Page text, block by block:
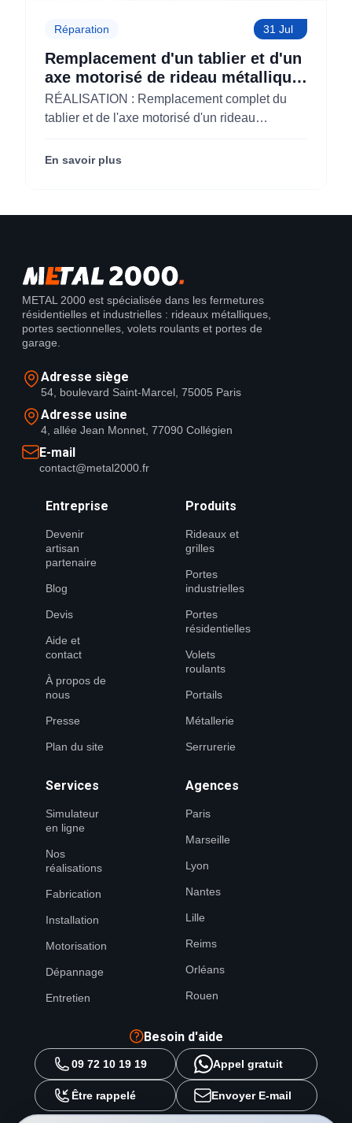
Réparation 31 Jul
Remplacement d'un tablier et d'un
axe motorisé de rideau métallique
pour M'CHADAL (Optical Center)
(95)
RÉALISATION : Remplacement complet du
tablier et de l'axe motorisé d'un rideau
Center) (95290).
En savoir plus
METAL 2000 est spécialisée dans les fermetures
résidentielles et industrielles : rideaux métalliques,
portes sectionnelles, volets roulants et portes de
garage.
Adresse siège
54, boulevard Saint-Marcel, 75005 Paris
Adresse usine
4, allée Jean Monnet, 77090 Collégien
E-mail
contact@metal2000.fr
Entreprise
Devenir
artisan
partenaire
Blog
Devis
Aide et
contact
À propos de
nous
Presse
Plan du site
Produits
Rideaux et
grilles
Portes
industrielles
Portes
résidentielles
Volets
roulants
Portails
Métallerie
Serrurerie
Services
Simulateur
en ligne
Nos
réalisations
Fabrication
Installation
Motorisation
Dépannage
Entretien
Agences
Paris
Marseille
Lyon
Nantes
Lille
Reims
Orléans
Rouen
Besoin d'aide
09 72 10 19 19 Appel gratuit
Être rappelé Envoyer E-mail